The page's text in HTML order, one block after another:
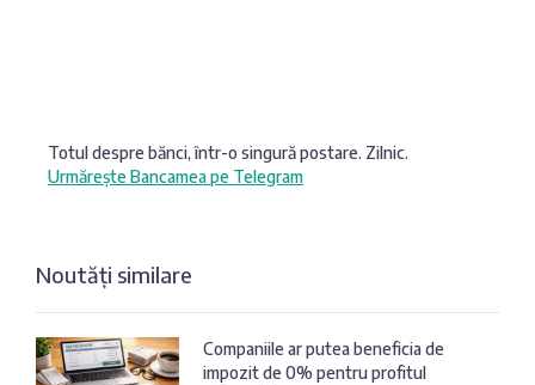
Totul despre bănci, într-o singură postare. Zilnic.
Urmărește Bancamea pe Telegram
Noutăți similare
Companiile ar putea beneficia de
impozit de 0% pentru profitul